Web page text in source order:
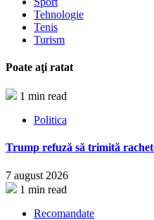
Tehnologie
Tenis
Turism
Poate aţi ratat
1 min read
Politica
Trump refuză să trimită
7 august 2026
1 min read
Recomandate